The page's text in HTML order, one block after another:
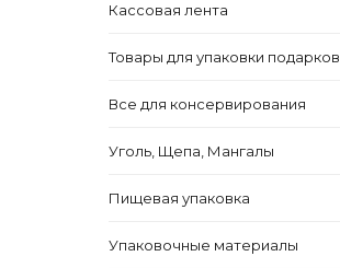
Кассовая лента
Товары для упаковки подарков
Все для консервирования
Уголь, Щепа, Мангалы
Пищевая упаковка
Упаковочные материалы